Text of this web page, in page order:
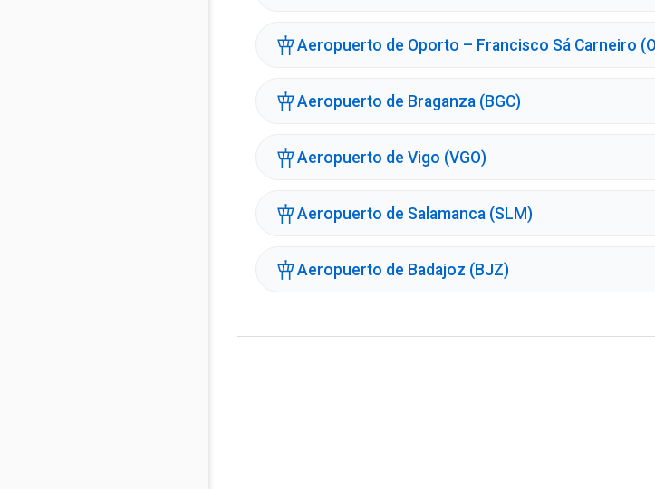
Aeropuerto de Oporto – Francisco Sá Carneiro
Aeropuerto de Braganza (BGC)
Aeropuerto de Vigo (VGO)
Aeropuerto de Salamanca (SLM)
Aeropuerto de Badajoz (BJZ)